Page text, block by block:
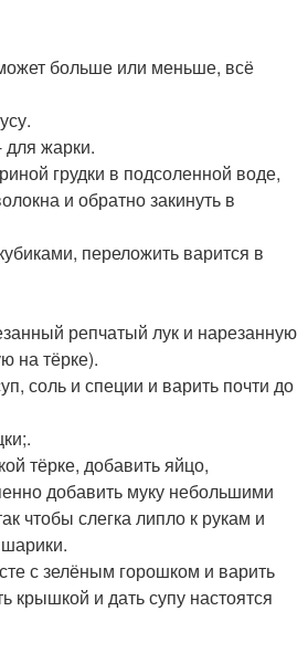
больше или меньше, всё
для жарки.
грудки в подсоленной воде,
и обратно закинуть в
переложить варится в
репчатый лук и нарезанную
на тёрке).
соль и специи и варить почти до
тёрке, добавить яйцо,
добавить муку небольшими
чтобы слегка липло к рукам и
с зелёным горошком и варить
крышкой и дать супу настоятся